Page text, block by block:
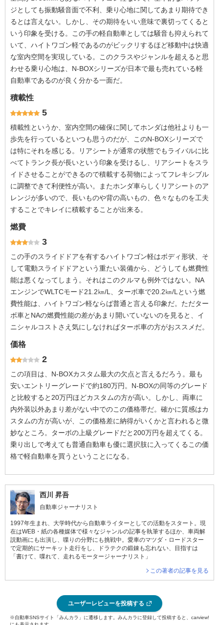
ジとしても振動騒音面で不利、乗り心地に関してあまり期待でき
るとは言えない。しかし、その期待をいい意味で裏切ってくると
いう印象を受ける。この手の軽自動車としては騒音も抑えられて
いて、ハイトワゴン軽であるのがビックリするほど移動中は快適
な室内空間を実現している。このクラスやジャンルを超えると思
わせる乗り心地は、N-BOXシリーズが日本で最も売れている軽
自動車であるのが良く分かる一面だ。
積載性
5
積載性というか、室内空間の確保に関してホンダは他社よりも一
歩先を行っているといつも思うのだが、このN-BOXシリーズで
は特にそれを感じる。リアシートが通常の状態でもライバルに比
べてトランク長が長いという印象を受けるし、リアシートをスラ
イドさせることができるので積載する荷物によってフレキシブル
に調整できて利便性が高い。またホンダ車らしくリアシートのア
レンジが多いので、長いものや背の高いもの、色々なものを工夫
することでキレイに積載することが出来る。
燃費
3
この手のスライドドアを有するハイトワゴン軽はボディ形状、そ
して電動スライドドアという重たい装備から、どうしても燃費性
能は悪くなってしまう。それはこのクルマも例外ではない。NA
エンジンでWLTCモード21.2㎞/L、ターボ車で20.2㎞/Lという燃
費性能は、ハイトワゴン軽ならば普通と言える印象だ。ただター
ボ車とNAの燃費性能の差があまり開いていないのを見ると、イ
ニシャルコストさえ気にしなければターボ車の方がおススメだ。
価格
2
この項目は、N-BOXカスタム最大の欠点と言えるだろう。最も
安いエントリーグレードで約180万円。N-BOXの同等のグレード
と比較すると20万円ほどカスタムの方が高い。しかし、両車に
内外装以外あまり差がない中でのこの価格帯だ。確かに質感はカ
スタムの方が高いが、この価格差に納得がいくかと言われると微
妙なところ。ターボの上級グレードだと200万円を超えてくる。
乗り出しで考えても普通自動車も優に選択肢に入ってくるこの価
格で軽自動車を買うということになる。
西川 昇吾
自動車ジャーナリスト
1997年生まれ、大学時代から自動車ライターとしての活動をスタート。現
在はWEB・紙の各種媒体で様々なジャンルの記事を執筆するほか、車両解
説動画にも出演し、喋りの分野にも挑戦中。愛車のマツダ・ロードスター
で定期的にサーキット走行をし、ドラテクの鍛錬も忘れない、目指すは
「書けて、喋れて、走れるモータージャーナリスト」
この著者の記事を見る
ユーザーレビューを投稿する
※自動車SNSサイト「みんカラ」に遷移します。みんカラに登録して投稿すると、carview!